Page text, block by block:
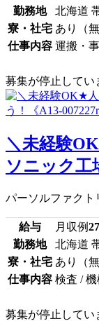
勤務地
北海道
寮・社宅 あり（無
仕事内容 運搬・
募集が停止してい
＼未経験
ソニック工
パーソルファクト
給与 月収例
勤務地
北海道
寮・社宅 あり（無
仕事内容 検査 /
募集が停止してい